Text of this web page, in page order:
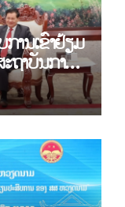
ານເຂົ້າຢ້ຽມ
ຖາບັນການ
ຖາບັນບັນດິດ